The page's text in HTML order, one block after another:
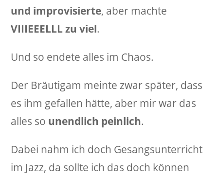
und improvisierte, aber machte
VIIIEEELLL zu viel.
Und so endete alles im Chaos.
Der Bräutigam meinte zwar später, dass
es ihm gefallen hätte, aber mir war das
alles so unendlich peinlich.
Dabei nahm ich doch Gesangsunterricht
im Jazz, da sollte ich das doch können